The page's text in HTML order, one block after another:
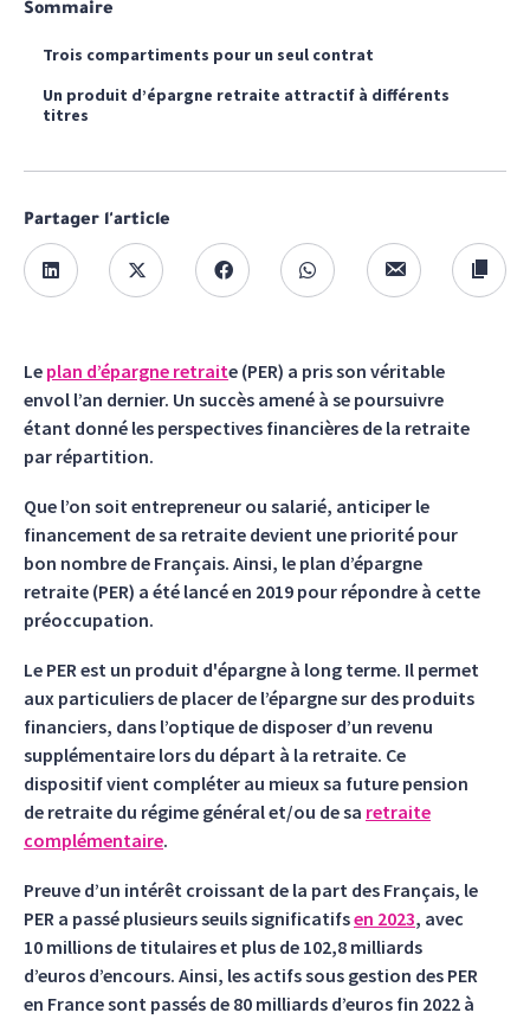
Sommaire
Trois compartiments pour un seul contrat
Un produit d’épargne retraite attractif à différents
titres
Partager l'article
Le plan d’épargne retraite (PER) a pris son véritable
envol l’an dernier. Un succès amené à se poursuivre
étant donné les perspectives financières de la retraite
par répartition.
Que l’on soit entrepreneur ou salarié, anticiper le
financement de sa retraite devient une priorité pour
bon nombre de Français. Ainsi, le plan d’épargne
retraite (PER) a été lancé en 2019 pour répondre à cette
préoccupation.
Le PER est un produit d'épargne à long terme. Il permet
aux particuliers de placer de l’épargne sur des produits
financiers, dans l’optique de disposer d’un revenu
supplémentaire lors du départ à la retraite. Ce
dispositif vient compléter au mieux sa future pension
de retraite du régime général et/ou de sa retraite
complémentaire.
Preuve d’un intérêt croissant de la part des Français, le
PER a passé plusieurs seuils significatifsen 2023, avec
10 millions de titulaires et plus de 102,8 milliards
d’euros d’encours. Ainsi, les actifs sous gestion des PER
en France sont passés de 80 milliards d’euros fin 2022 à